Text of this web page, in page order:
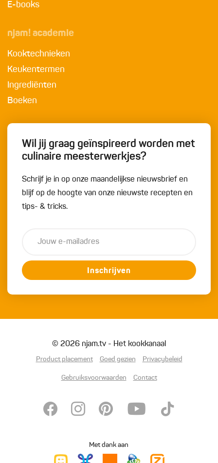
E-books
njam! academie
Kooktechnieken
Keukentermen
Ingrediënten
Boeken
Wil jij graag geïnspireerd worden met
culinaire meesterwerkjes?
Schrijf je in op onze maandelijkse nieuwsbrief en
blijf op de hoogte van onze nieuwste recepten en
tips- & tricks.
Inschrijven
© 2026 njam.tv - Het kookkanaal
Product placement Goed gezien Privacybeleid
Gebruiksvoorwaarden Contact
Met dank aan